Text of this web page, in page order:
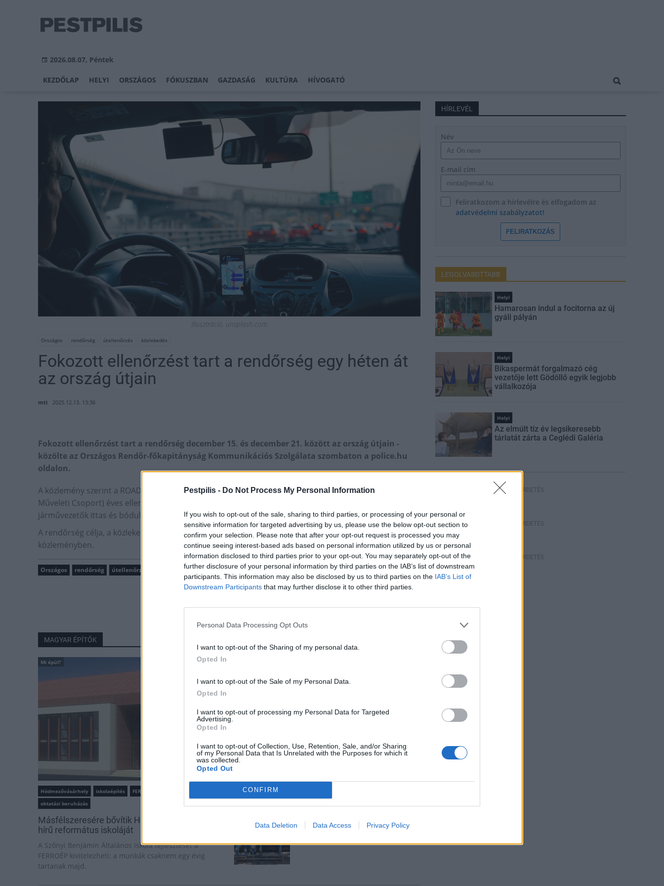
Pestpilis - Do Not Process My Personal Information
If you wish to opt-out of the sale, sharing to third parties, or processing of your personal or
sensitive information for targeted advertising by us, please use the below opt-out section to
confirm your selection. Please note that after your opt-out request is processed you may
continue seeing interest-based ads based on personal information utilized by us or personal
information disclosed to third parties prior to your opt-out. You may separately opt-out of the
further disclosure of your personal information by third parties on the IAB’s list of downstream
participants. This information may also be disclosed by us to third parties on the IAB’s List of
Downstream Participants that may further disclose it to other third parties.
Personal Data Processing Opt Outs
I want to opt-out of the Sharing of my personal data.
Opted In
I want to opt-out of the Sale of my Personal Data.
Opted In
I want to opt-out of processing my Personal Data for Targeted
Advertising.
Opted In
I want to opt-out of Collection, Use, Retention, Sale, and/or Sharing
of my Personal Data that Is Unrelated with the Purposes for which it
was collected.
Opted Out
CONFIRM
Data Deletion Data Access Privacy Policy
2026.08.07, Péntek
KEZDŐLAP HELYI ORSZÁGOS FÓKUSZBAN GAZDASÁG KULTÚRA HÍVOGATÓ
Illusztráció, unsplash.com
Országos rendőrség útellenőrzés közlekedés
Fokozott ellenőrzést tart a rendőrség egy héten át
az ország útjain
mti 2025.12.13. 13:36
Fokozott ellenőrzést tart a rendőrség december 15. és december 21. között az ország útjain -
közölte az Országos Rendőr-főkapitányság Kommunikációs Szolgálata szombaton a police.hu
oldalon.
A közlemény szerint a ROADPOL Operational Group (Európai Közlekedésrendészeti Szervek Hálózata
Műveleti Csoport) éves ellenőrzési terve alapján, a rendőrség Magyarország egész területén a
járművezetők ittas és bódult állapotának közúti ellenőrzését végzi.
A rendőrség célja, a közlekedésbiztonsági helyzet javítása, a balesetek megelőzése - áll a
közleményben.
Országos rendőrség útellenőrzés közlekedés
MAGYAR ÉPÍTŐK
Mi épül?
Hódmezővásárhely iskolaépítés
FERROÉP Zrt.
oktatási beruházás
Másfélszeresére bővítik Hódmezővásárhely jó
hírű református iskoláját
A Szőnyi Benjámin Általános Iskola fejlesztését a
FERROÉP kivitelezheti; a munkák csaknem egy évig
tartanak majd.
Paks II.: Mit jelent az 5. blokk új
közelében lévő logisztikai bázis út-
Látlelet a hazai víziközművekről?
vezetéken múlt Bicske vízellátása
HÍRLEVÉL
Név
E-mail cím
Feliratkozom a hírlevélre és elfogadom az
adatvédelmi szabályzatot!
FELIRATKOZÁS
LEGOLVASOTTABB
Helyi
Hamarosan indul a focitorna az új
gyáli pályán
Helyi
Bikaspermát forgalmazó cég
vezetője lett Gödöllő egyik legjobb
vállalkozója
Helyi
Az elmúlt tíz év legsikeresebb
tárlatát zárta a Ceglédi Galéria
HIRDETÉS
HIRDETÉS
HIRDETÉS